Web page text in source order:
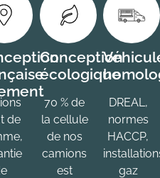
de
Conception
écologique
70 % de
la cellule
de nos
camions
est
DREAL,
normes
HACCP,
gaz